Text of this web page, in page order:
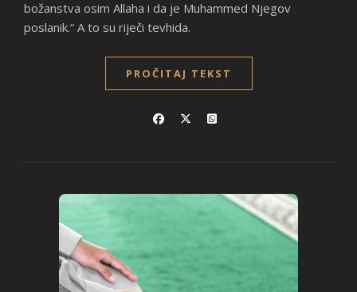
božanstva osim Allaha i da je Muhammed Njegov
poslanik.“ A to su riječi tevhida.
PROČITAJ TEKST